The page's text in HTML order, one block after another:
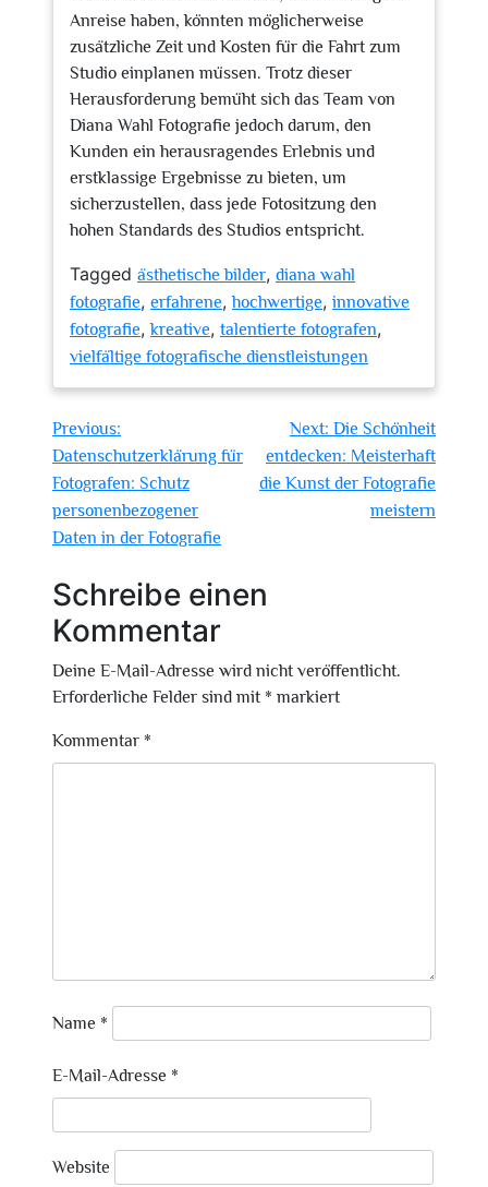
Anreise haben, könnten möglicherweise
zusätzliche Zeit und Kosten für die Fahrt zum
Studio einplanen müssen. Trotz dieser
Herausforderung bemüht sich das Team von
Diana Wahl Fotografie jedoch darum, den
Kunden ein herausragendes Erlebnis und
erstklassige Ergebnisse zu bieten, um
sicherzustellen, dass jede Fotositzung den
hohen Standards des Studios entspricht.
Tagged ästhetische bilder, diana wahl
fotografie, erfahrene,hochwertige, innovative
fotografie,kreative, talentierte fotografen,
vielfältige fotografische dienstleistungen
Beitragsnavigation
Previous:
Datenschutzerklärung für
Fotografen: Schutz
personenbezogener
Daten in der Fotografie
Next: Die Schönheit
entdecken: Meisterhaft
die Kunst der Fotografie
meistern
Schreibe einen
Kommentar
Deine E-Mail-Adresse wird nicht veröffentlicht.
Erforderliche Felder sind mit * markiert
Kommentar *
Name *
E-Mail-Adresse *
Website